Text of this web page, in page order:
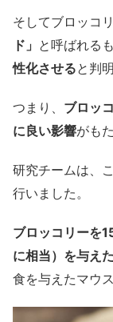
そしてブロッコ
ド」 と呼ばれる
性化させると判
つまり、 ブロッ
に良い影響がも
研究チームは、
行いました。
ブロッコリーを
に相当）を与え
食を与えたマウ